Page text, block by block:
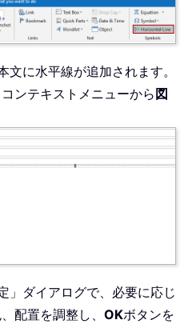
文に水平線が追加されます。
ンテキストメニューから 図
」ダイアログで、必要に応じ
配置を調整し、 OKボタンを